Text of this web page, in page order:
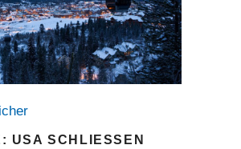
USA SCHLIESSEN S